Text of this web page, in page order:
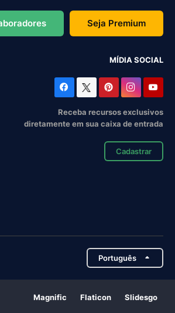
Seja Premium
MÍDIA SOCIAL
Receba recursos exclusivos
diretamente em sua caixa de entrada
Cadastrar
Português
Magnific Flaticon Slidesgo